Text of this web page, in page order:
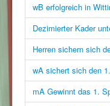
wB erfolgreich in
Dezimierter Kader
Herren sichern sich
wA sichert sich den
mA Gewinnt das 1.